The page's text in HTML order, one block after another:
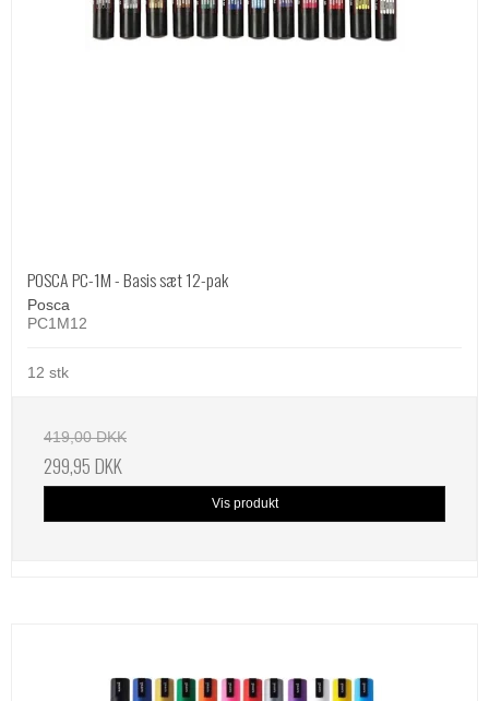
POSCA PC-1M - Basis sæt 12-pak
Posca
PC1M12
12 stk
419,00 DKK
299,95 DKK
Vis produkt